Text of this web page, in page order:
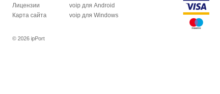
Лицензии
Карта сайта
voip для Android
voip для Windows
© 2026 ipPort